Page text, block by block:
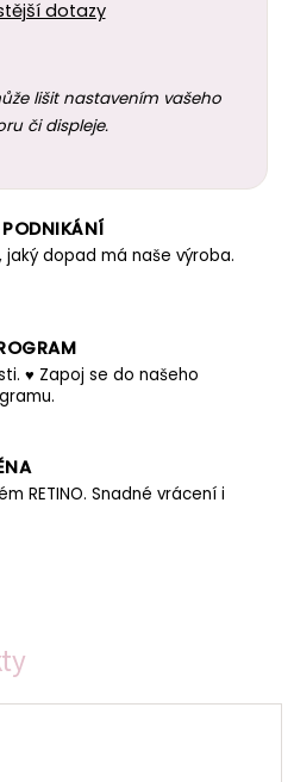
dotazy
lišit nastavením vašeho
či displeje.
jaký dopad má naše výroba.
♥ Zapoj se do našeho
RETINO. Snadné vrácení i